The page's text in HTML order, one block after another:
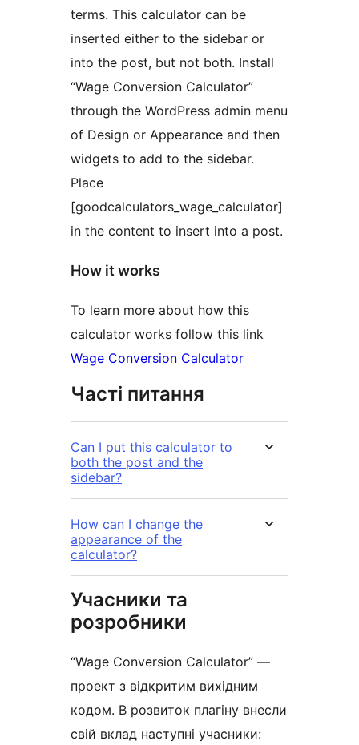
terms. This calculator can be
inserted either to the sidebar or
into the post, but not both. Install
“Wage Conversion Calculator”
through the WordPress admin menu
of Design or Appearance and then
widgets to add to the sidebar.
Place
[goodcalculators_wage_calculator]
in the content to insert into a post.
How it works
To learn more about how this
calculator works follow this link
Wage Conversion Calculator
Часті питання
Can I put this calculator to
both the post and the
sidebar?
How can I change the
appearance of the
calculator?
Учасники та
розробники
“Wage Conversion Calculator” —
проект з відкритим вихідним
кодом. В розвиток плагіну внесли
свій вклад наступні учасники: